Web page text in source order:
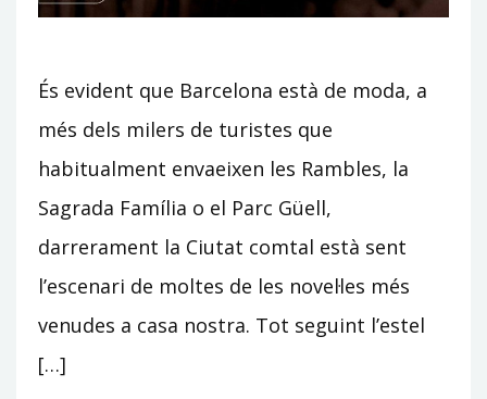
És evident que Barcelona està de moda, a
més dels milers de turistes que
habitualment envaeixen les Rambles, la
Sagrada Família o el Parc Güell,
darrerament la Ciutat comtal està sent
l’escenari de moltes de les novel·les més
venudes a casa nostra. Tot seguint l’estel
[…]